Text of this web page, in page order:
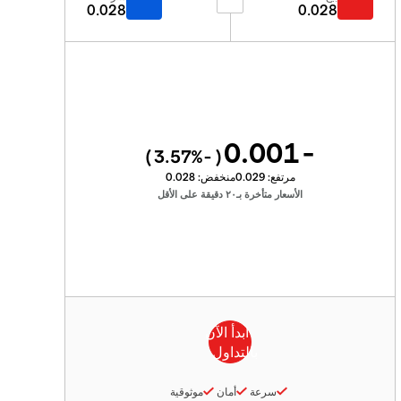
0.028
0.028
-0.001
(
-3.57
%)
مرتفع:0.029منخفض:0.028
الأسعار متأخرة بـ٢٠ دقيقة على الأقل
سرعة أمان موثوقية